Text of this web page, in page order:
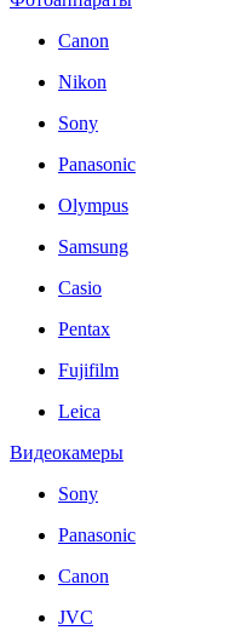
Canon
Nikon
Sony
Panasonic
Olympus
Samsung
Casio
Pentax
Fujifilm
Leica
Видеокамеры
Sony
Panasonic
Canon
JVC